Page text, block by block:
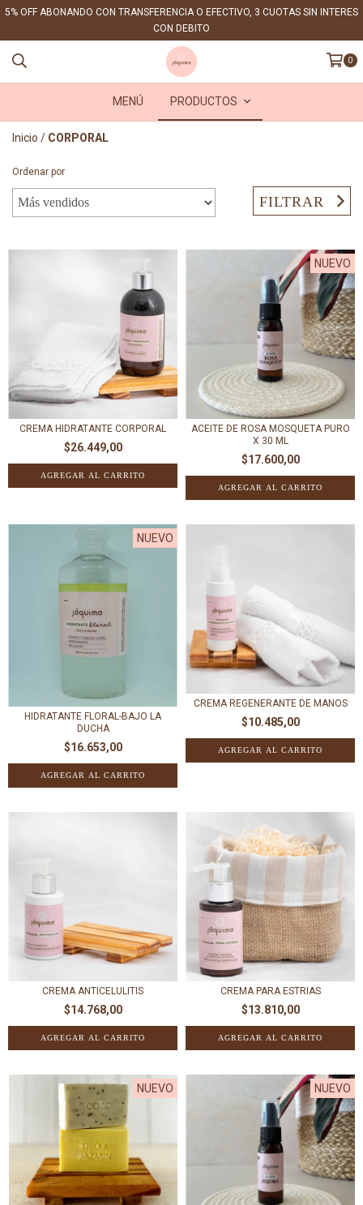
5% OFF ABONANDO CON TRANSFERENCIA O EFECTIVO, 3 CUOTAS SIN INTERES
CON DEBITO
0
MENÚ PRODUCTOS
Inicio / CORPORAL
Ordenar por
FILTRAR
CREMA HIDRATANTE CORPORAL
$26.449,00
NUEVO
ACEITE DE ROSA MOSQUETA PURO
X 30 ML
$17.600,00
NUEVO
HIDRATANTE FLORAL-BAJO LA
DUCHA
$16.653,00
CREMA REGENERANTE DE MANOS
$10.485,00
CREMA ANTICELULITIS
$14.768,00
CREMA PARA ESTRIAS
$13.810,00
NUEVO NUEVO